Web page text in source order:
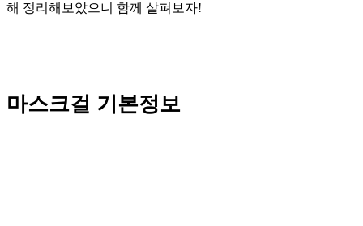
해 정리해보았으니 함께 살펴보자!
마스크걸 기본정보